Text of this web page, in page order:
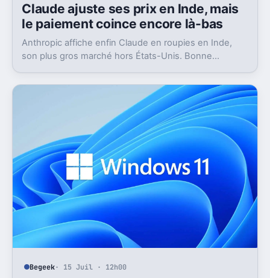
Claude ajuste ses prix en Inde, mais
le paiement coince encore là-bas
Anthropic affiche enfin Claude en roupies en Inde,
son plus gros marché hors États-Unis. Bonne
abonnements.
Begeek· 15 Juil · 12h00